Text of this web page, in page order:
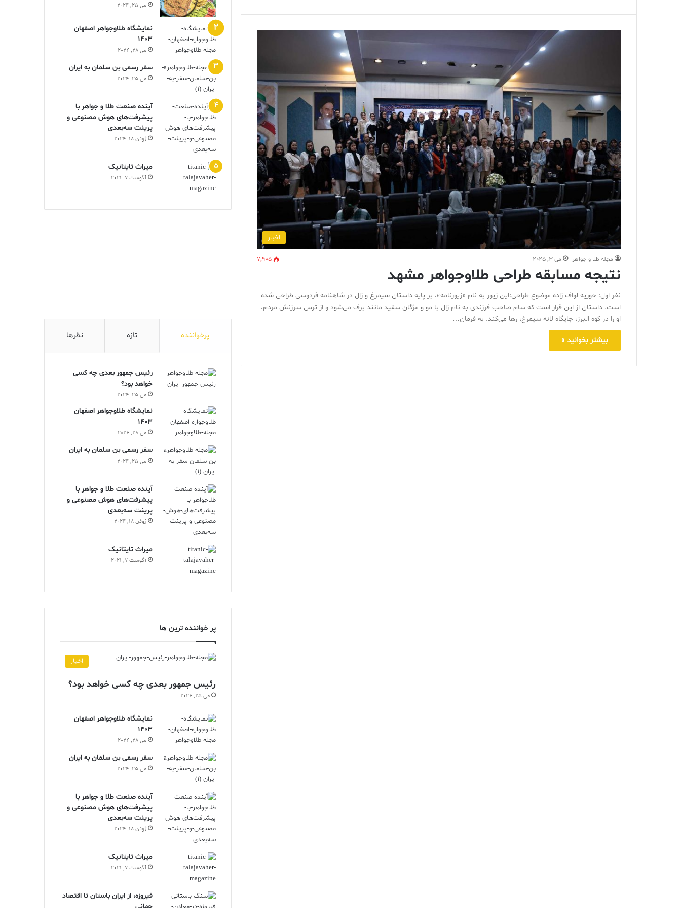
اخبار
مجله طلا و جواهر می 3, 2025 7,905
نتیجه مسابقه طراحی طلاوجواهر مشهد
نفر اول: حوریه لواف زاده موضوع طراحی:این زیور به نام «زیورنامه»، بر پایه داستان سیمرغ و زال در شاهنامه فردوسی طراحی شده
است. داستان از این قرار است که سام صاحب فرزندی به نام زال با مو و مژگان سفید مانند برف می‌شود و از ترس سرزنش مردم،
او را در کوه البرز، جایگاه لانه سیمرغ، رها می‌کند. به فرمان…
بیشتر بخوانید »
می 25, 2024
نمایشگاه طلاوجواهر اصفهان
1403
می 28, 2024
سفر رسمی بن سلمان به ایران
می 25, 2024
آینده صنعت طلا و جواهر با
پیشرفت‌های هوش مصنوعی و
پرینت سه‌بعدی
ژوئن 18, 2024
ميراث تايتانيک
آگوست 7, 2021
پرخواننده تازه نظرها
رئیس جمهور بعدی چه کسی
خواهد بود؟
می 25, 2024
نمایشگاه طلاوجواهر اصفهان
1403
می 28, 2024
سفر رسمی بن سلمان به ایران
می 25, 2024
آینده صنعت طلا و جواهر با
پیشرفت‌های هوش مصنوعی و
پرینت سه‌بعدی
ژوئن 18, 2024
ميراث تايتانيک
آگوست 7, 2021
پر خواننده ترین ها
اخبار
رئیس جمهور بعدی چه کسی خواهد بود؟
می 25, 2024
نمایشگاه طلاوجواهر اصفهان
1403
می 28, 2024
سفر رسمی بن سلمان به ایران
می 25, 2024
آینده صنعت طلا و جواهر با
پیشرفت‌های هوش مصنوعی و
پرینت سه‌بعدی
ژوئن 18, 2024
ميراث تايتانيک
آگوست 7, 2021
فیروزه، از ایران باستان تا اقتصاد